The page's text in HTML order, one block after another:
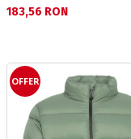
Текуща цена:
183,56 RON
OFFER